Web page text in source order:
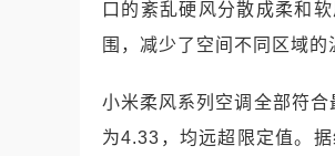
口的紊乱硬风分散成柔和
围，减少了空间不同区域的
小米柔风系列空调全部符
为4.33，均远超限定值。